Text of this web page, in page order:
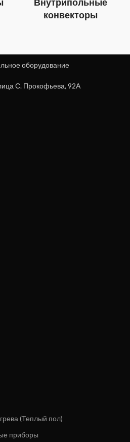
конвекторы
оборудование
С. Прокофьева, 92А
(Теплый пол)
приборы